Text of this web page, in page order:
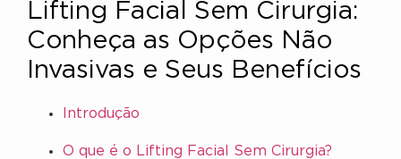
Lifting Facial Sem Cirurgia:
Conheça as Opções Não
Invasivas e Seus Benefícios
Introdução
O que é o Lifting Facial Sem Cirurgia?